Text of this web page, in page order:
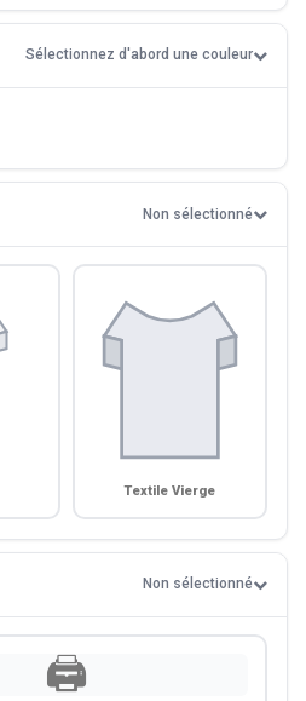
Sélectionnez d'abord une couleur
Non sélectionné
Textile Vierge
Non sélectionné
🖨️